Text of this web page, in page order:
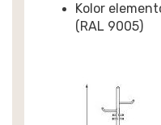
Kolor
(RAL 9005)